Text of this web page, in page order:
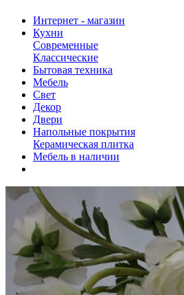
Интернет - магазин
Кухни
Современные
Классические
Бытовая техника
Мебель
Свет
Декор
Двери
Напольные покрытия
Керамическая плитка
Мебель в наличии